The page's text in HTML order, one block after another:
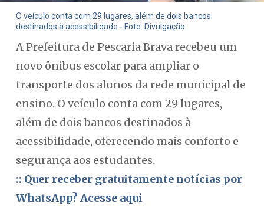
O veículo conta com 29 lugares, além de dois bancos
destinados à acessibilidade - Foto: Divulgação
A Prefeitura de Pescaria Brava recebeu um
novo ônibus escolar para ampliar o
transporte dos alunos da rede municipal de
ensino. O veículo conta com 29 lugares,
além de dois bancos destinados à
acessibilidade, oferecendo mais conforto e
segurança aos estudantes.
:: Quer receber gratuitamente notícias por
WhatsApp? Acesse aqui